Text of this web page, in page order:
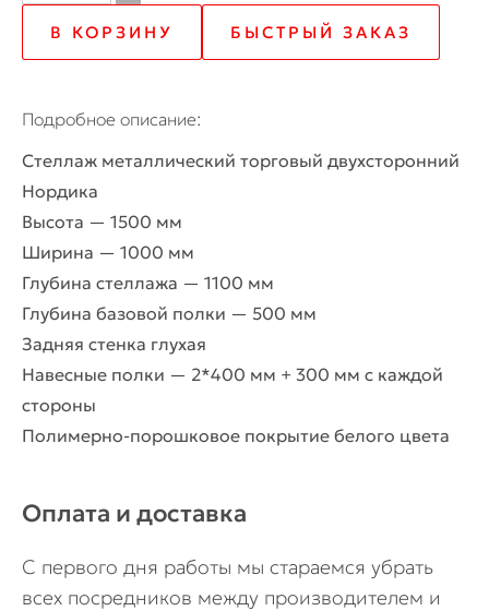
Стеллаж
1500*1000
мм
с
полками
В КОРЗИНУ БЫСТРЫЙ ЗАКАЗ
Подробное описание
Стеллаж металлический торговый двухсторонний
Нордика
Высота — 1500 мм
Ширина — 1000 мм
Глубина стеллажа — 1100 мм
Глубина базовой полки — 500 мм
Задняя стенка глухая
Навесные полки — 2*400 мм + 300 мм с каждой
стороны
Полимерно-порошковое покрытие белого цвета
Оплата и доставка
С первого дня работы мы стараемся убрать
всех посредников между производителем и